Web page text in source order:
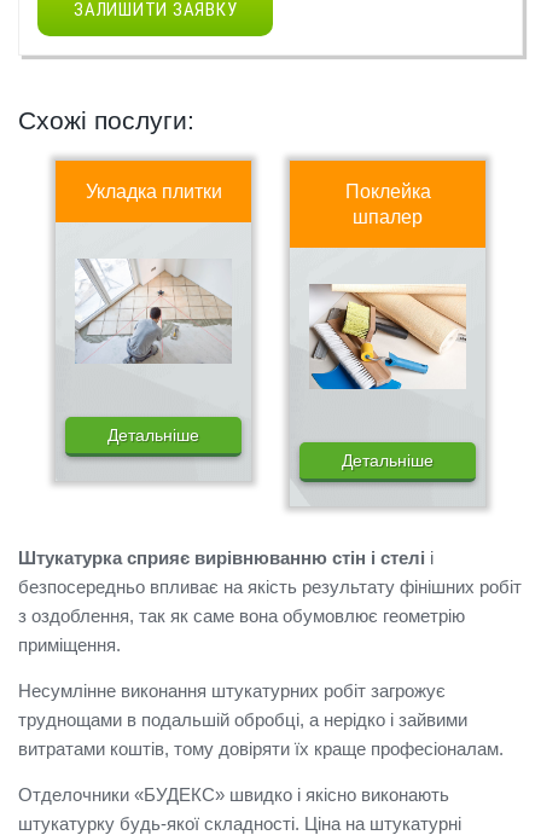
ЗАЛИШИТИ ЗАЯВКУ
Схожі послуги:
Укладка плитки
Детальніше
Поклейка
шпалер
Детальніше
Штукатурка сприяє вирівнюванню стін і стелі і
безпосередньо впливає на якість результату фінішних робіт
з оздоблення, так як саме вона обумовлює геометрію
приміщення.
Несумлінне виконання штукатурних робіт загрожує
труднощами в подальшій обробці, а нерідко і зайвими
витратами коштів, тому довіряти їх краще професіоналам.
Отделочники «БУДЕКС» швидко і якісно виконають
штукатурку будь-якої складності. Ціна на штукатурні